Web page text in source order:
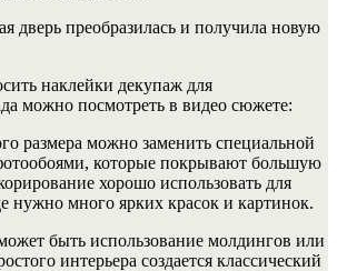
дверь преобразилась и получила новую
наклейки декупаж для
можно посмотреть в видео сюжете:
размера можно заменить специальной
которые покрывают большую
хорошо использовать для
нужно много ярких красок и картинок.
быть использование молдингов или
интерьера создается классический